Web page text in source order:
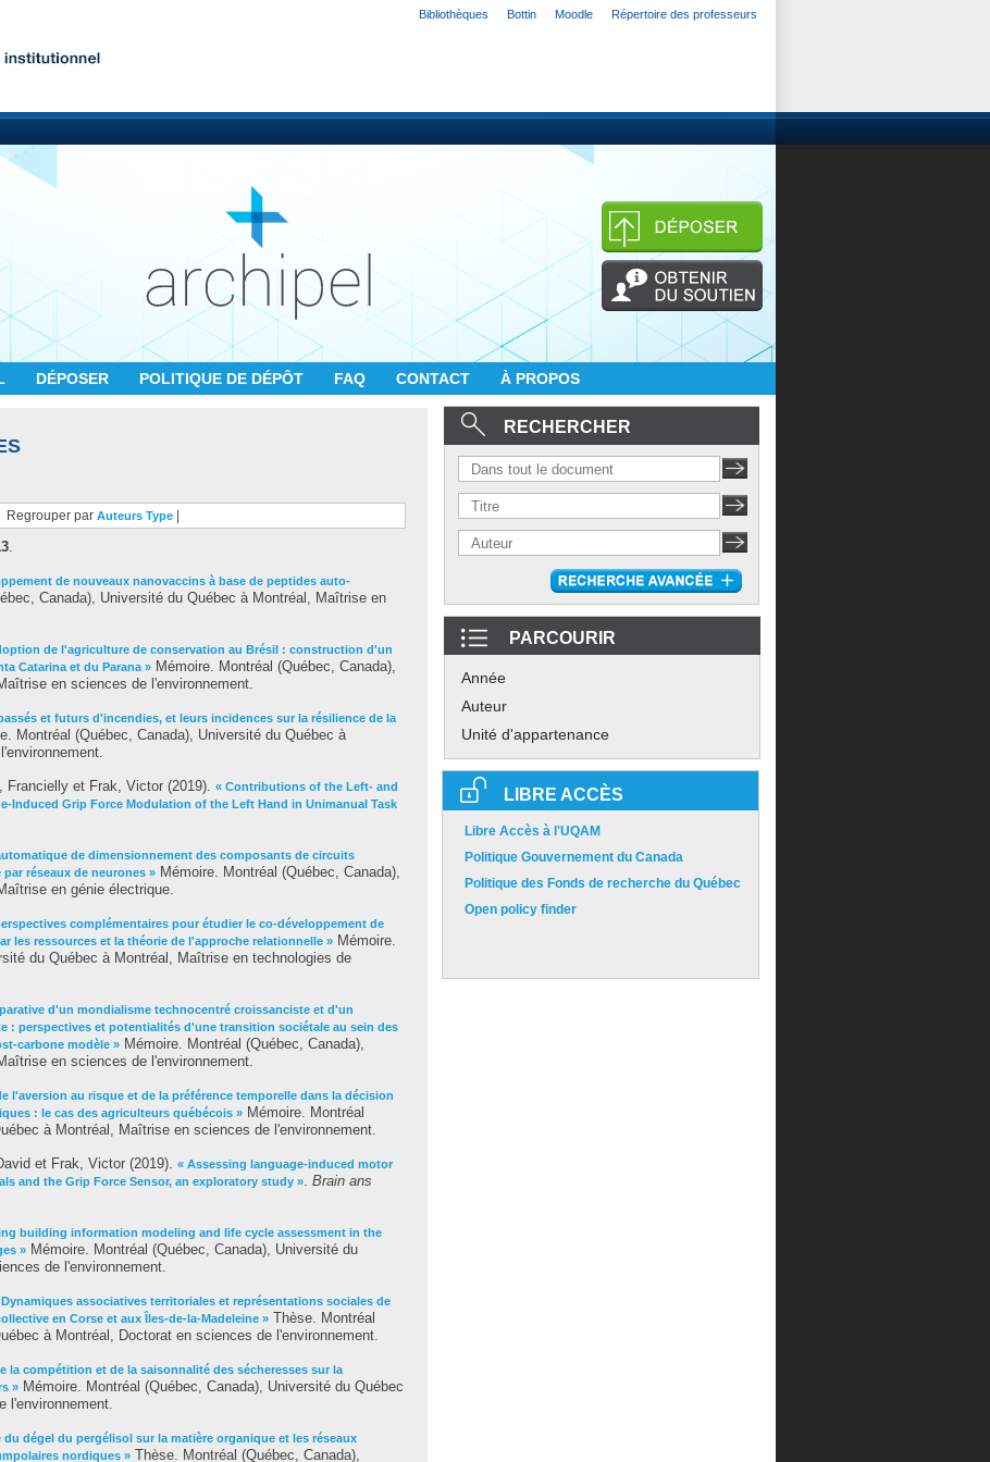
Bibliothèques Bottin Moodle Répertoire des professeurs
DÉPOSER POLITIQUE DE DÉPÔT FAQ CONTACT À PROPOS
Regrouper par Auteurs Type
.
de nouveaux nanovaccins à base de peptides auto-
Canada), Université du Québec à Montréal, Maîtrise en
de l'agriculture de conservation au Brésil : construction d'un
Catarina et du Parana » Mémoire. Montréal (Québec, Canada),
en sciences de l'environnement.
et futurs d'incendies, et leurs incidences sur la résilience de la
Montréal (Québec, Canada), Université du Québec à
Francielly et Frak, Victor (2019). « Contributions of the Left- and
Induced Grip Force Modulation of the Left Hand in Unimanual Task
de dimensionnement des composants de circuits
réseaux de neurones » Mémoire. Montréal (Québec, Canada),
en génie électrique.
complémentaires pour étudier le co-développement de
les ressources et la théorie de l'approche relationnelle » Mémoire.
du Québec à Montréal, Maîtrise en technologies de
d'un mondialisme technocentré croissanciste et d'un
: perspectives et potentialités d'une transition sociétale au sein des
carbone modèle » Mémoire. Montréal (Québec, Canada),
en sciences de l'environnement.
l'aversion au risque et de la préférence temporelle dans la décision
: le cas des agriculteurs québécois » Mémoire. Montréal
à Montréal, Maîtrise en sciences de l'environnement.
et Frak, Victor (2019). « Assessing language-induced motor
and the Grip Force Sensor, an exploratory study ». Brain ans
building information modeling and life cycle assessment in the
» Mémoire. Montréal (Québec, Canada), Université du
de l'environnement.
Dynamiques associatives territoriales et représentations sociales de
en Corse et aux Îles-de-la-Madeleine » Thèse. Montréal
à Montréal, Doctorat en sciences de l'environnement.
la compétition et de la saisonnalité des sécheresses sur la
» Mémoire. Montréal (Québec, Canada), Université du Québec
l'environnement.
du dégel du pergélisol sur la matière organique et les réseaux
nordiques » Thèse. Montréal (Québec, Canada),
RECHERCHER
PARCOURIR
Année
Auteur
Unité d'appartenance
LIBRE ACCÈS
Libre Accès à l'UQAM
Politique Gouvernement du Canada
Politique des Fonds de recherche du Québec
Open policy finder